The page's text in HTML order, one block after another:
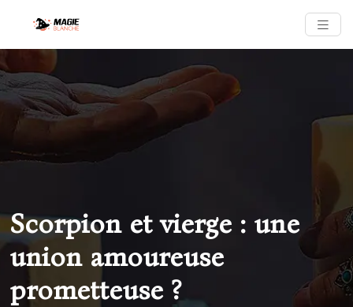
Scorpion et vierge : une
union amoureuse
prometteuse ?